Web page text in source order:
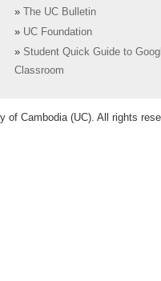
»
The UC Bulletin
» UC Foundation
» Student Quick Guide to
Classroom
of Cambodia (UC). All rights